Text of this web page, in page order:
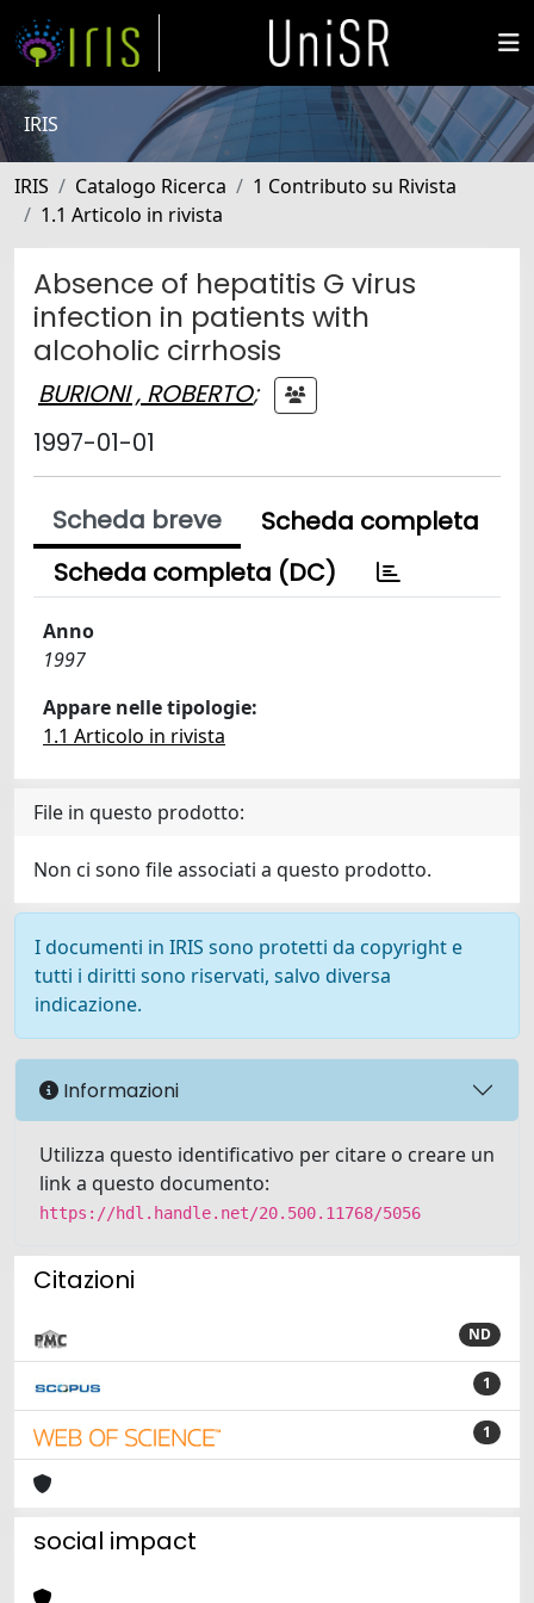
IRIS
IRIS Catalogo Ricerca
1 Contributo su Rivista
1.1 Articolo in rivista
Absence of hepatitis G virus
infection in patients with
alcoholic cirrhosis
BURIONI , ROBERTO;
1997-01-01
Scheda breve
Scheda completa
Scheda completa (DC)
Anno
1997
Appare nelle tipologie:
1.1 Articolo in rivista
File in questo prodotto:
Non ci sono file associati a questo prodotto.
I documenti in IRIS sono protetti da copyright e
tutti i diritti sono riservati, salvo diversa
indicazione.
Informazioni
Utilizza questo identificativo per citare o creare un
link a questo documento:
https://hdl.handle.net/20.500.11768/5056
Citazioni
ND
1
1
social impact